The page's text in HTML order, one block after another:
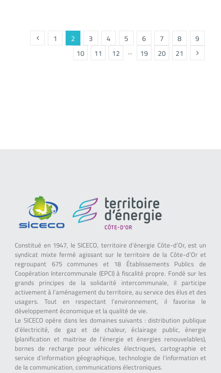
1 2 3 4 5 6 7 8
9
10
11 12 ··· 19 20 21
Constitué en 1947, le SICECO, territoire d’énergie Côte-d’Or, est un
syndicat mixte fermé agissant sur le territoire de la Côte-d’Or et
regroupant 675 communes et 18 Établissements Publics de
Coopération Intercommunale (EPCI) à fiscalité propre. Fondé sur les
grands principes de la solidarité intercommunale, il participe
activement à l’aménagement du territoire, au service des élus et des
usagers. Tout en respectant l’environnement, il favorise le
développement économique et la qualité de vie.
Le SICECO opère dans les domaines suivants : distribution publique
d’électricité, de gaz et de chaleur, éclairage public, énergie
(planification et maitrise de l’énergie et énergies renouvelables),
bornes de recharge pour véhicules électriques, cartographie et
service d’information géographique, technologie de l’information et
de la communication, communications électroniques.